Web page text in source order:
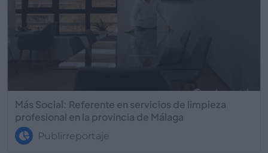
Más Social: Referente en servicios de limpieza
profesional en la provincia de Málaga
Publirreportaje